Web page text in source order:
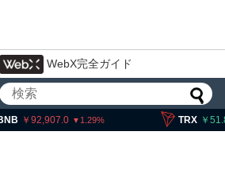
WebX完全ガイド
TRX 51.87